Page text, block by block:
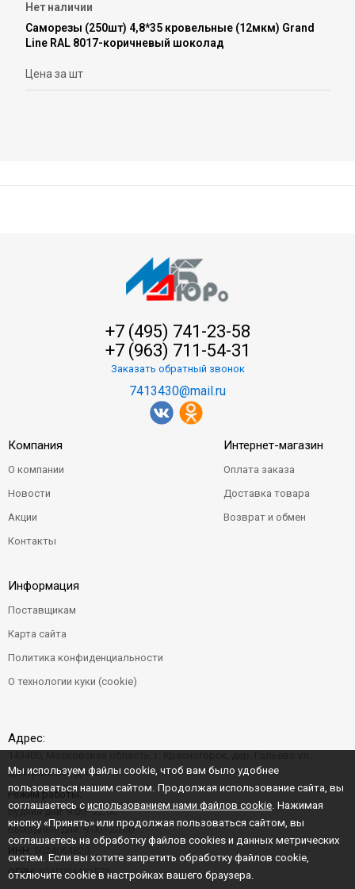
Нет наличии
Саморезы (250шт) 4,8*35 кровельные (12мкм) Grand
Line RAL 8017-коричневый шоколад
Цена за шт
+7 (495) 741-23-58
+7 (963) 711-54-31
Заказать обратный звонок
7413430@mail.ru
Компания
О компании
Новости
Акции
Контакты
Интернет-магазин
Оплата заказа
Доставка товара
Возврат и обмен
Информация
Поставщикам
Карта сайта
Политика конфиденциальности
О технологии куки (cookie)
Адрес:
Центральная д. 6"Б"
Режим работы:
Будние дни: 9:00–22:00
Выходные дни: 9:00–20:00
ИНН:
ОГРН:1045004456573
Мы используем файлы cookie, чтоб вам было удобнее
пользоваться нашим сайтом. Продолжая использование сайта, вы
соглашаетесь с использованием нами файлов cookie . Нажимая
кнопку «Принять» или продолжая пользоваться сайтом, вы
соглашаетесь на обработку файлов cookies и данных метрических
систем. Если вы хотите запретить обработку файлов cookie,
отключите cookie в настройках вашего браузера.